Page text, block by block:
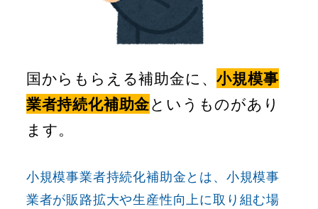
国からもらえる補助金に、小規模事
業者持続化補助金というものがあり
ます。
小規模事業者持続化補助金とは、小規模事
業者が販路拡大や生産性向上に取り組む場